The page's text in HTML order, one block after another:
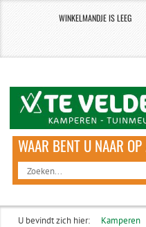
WINKELMANDJE IS LEEG
U bevindt zich hier: Kamperen